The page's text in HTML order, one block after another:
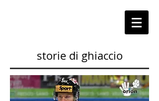
storie di ghiaccio